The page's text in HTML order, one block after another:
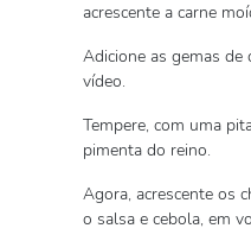
acrescente a carne
Adicione as gemas de
vídeo.
Tempere, com uma
pimenta do reino.
Agora, acrescente os
o salsa e cebola, em